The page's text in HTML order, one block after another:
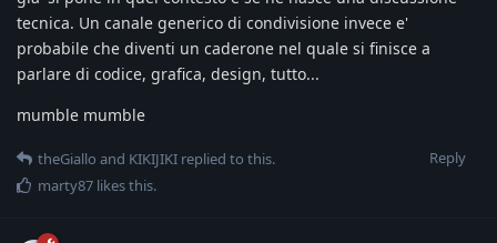
tecnica. Un canale generico di condivisione invece e'
probabile che diventi un caderone nel quale si finisce a
parlare di codice, grafica, design, tutto...
mumble mumble
Reply
theGiallo and KIKIJIKI replied to this.
marty87 likes this.